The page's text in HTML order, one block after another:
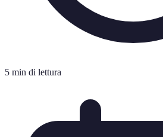
5 min di lettura